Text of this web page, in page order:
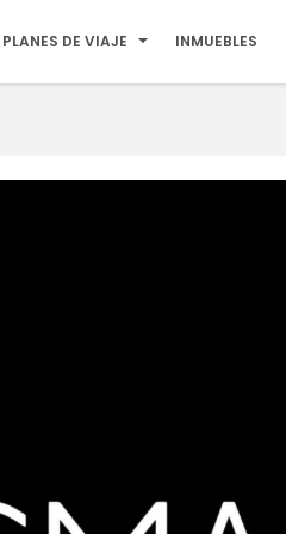
PLANES DE VIAJE INMUEBLES